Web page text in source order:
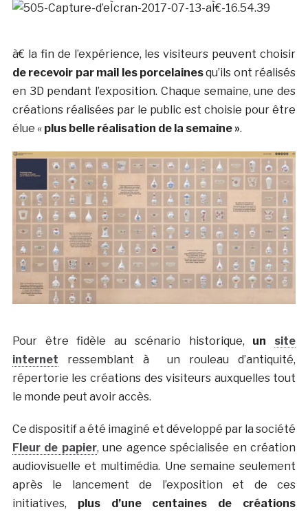
à€ la fin de l’expérience, les visiteurs peuvent choisir
de recevoir par mail les porcelainesqu’ils ont réalisés
en 3D pendant l’exposition. Chaque semaine, une des
créations réalisées par le public est choisie pour être
élue « plus belle réalisation de la semaine ».
Pour être fidèle au scénario historique, un site
internet ressemblant à un rouleau d’antiquité,
répertorie les créations des visiteurs auxquelles tout
le monde peut avoir accès.
Ce dispositif a été imaginé et développé par la société
Fleur de papier, une agence spécialisée en création
audiovisuelle et multimédia. Une semaine seulement
après le lancement de l’exposition et de ces
initiatives, plus d’une centaines de créations